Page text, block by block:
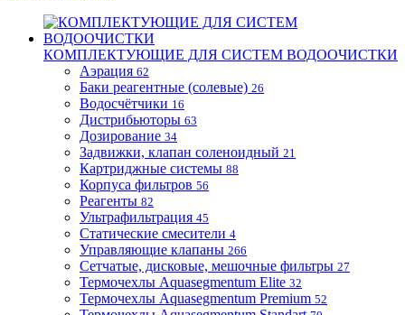
КОМПЛЕКТУЮЩИЕ ДЛЯ СИСТЕМ ВОДООЧИСТКИ
Аэрация 62
Баки реагентные (солевые) 26
Водосчётчики 16
Дистрибьюторы 63
Дозирование 34
Задвижки, клапан соленоидный 21
Картриджные системы 88
Корпуса фильтров 56
Реагенты 82
Ультрафильтрация 45
Статические смесители 4
Управляющие клапаны 266
Сетчатые, дисковые, мешочные фильтры 27
Термочехлы Aquasegmentum Elite 32
Термочехлы Aquasegmentum Premium 52